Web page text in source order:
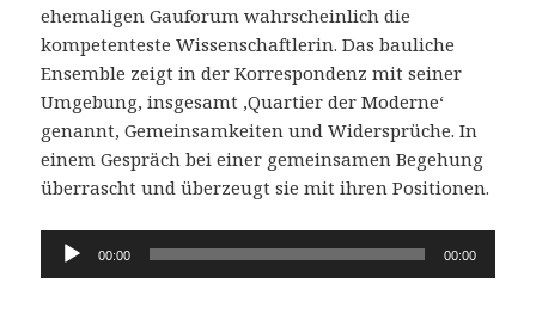
ehemaligen Gauforum wahrscheinlich die
kompetenteste Wissenschaftlerin. Das bauliche
Ensemble zeigt in der Korrespondenz mit seiner
Umgebung, insgesamt ,Quartier der Moderne‘
genannt, Gemeinsamkeiten und Widersprüche. In
einem Gespräch bei einer gemeinsamen Begehung
überrascht und überzeugt sie mit ihren Positionen.
Audio-
00:00 00:00